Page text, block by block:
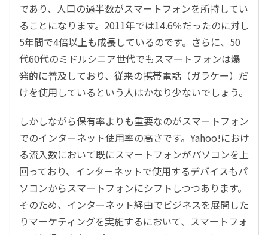
であり、人口の過半数がスマートフォンを所持してい
ることになります。2011年では14.6％だったのに対し
5年間で4倍以上も成長しているのです。さらに、50
代60代のミドルシニア世代でもスマートフォンは爆
発的に普及しており、従来の携帯電話（ガラケー）だ
けを使用しているという人はかなり少ないでしょう。
しかしながら保有率よりも重要なのがスマートフォン
でのインターネット使用率の高さです。Yahoo!におけ
る流入数において既にスマートフォンがパソコンを上
回っており、インターネットで使用するデバイスもパ
ソコンからスマートフォンにシフトしつつあります。
そのため、インターネット経由でビジネスを展開した
りマーケティングを実施するにおいて、スマートフォ